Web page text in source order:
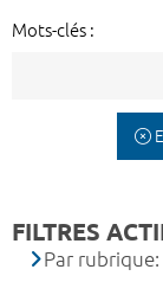
Mots-clés :
FILTRES
Par